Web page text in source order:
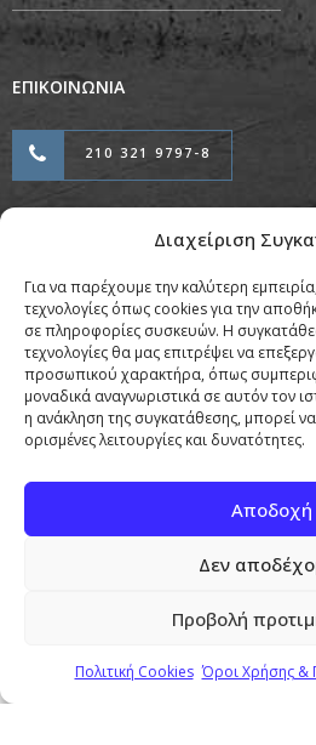
Διαχείριση
Για να παρέχουμε την καλύτερη
τεχνολογίες όπως cookies για την
σε πληροφορίες συσκευών. Η
τεχνολογίες θα μας επιτρέψει να
προσωπικού χαρακτήρα, όπως
μοναδικά αναγνωριστικά σε αυτόν τον
η ανάκληση της συγκατάθεσης, μπορεί
ορισμένες λειτουργίες και δυνατότητες.
Αποδοχή
Δεν
Προβολή
Πολιτική Cookies Όροι Χρήσης &
ΕΠΙΚΟΙΝΩΝΙΑ
210 321 9797-8
Προσαρμογή & Φιλοξενία από την
Copyright © Pierrou Attorneys 2026
Κοινοποιήστε:
Facebook X